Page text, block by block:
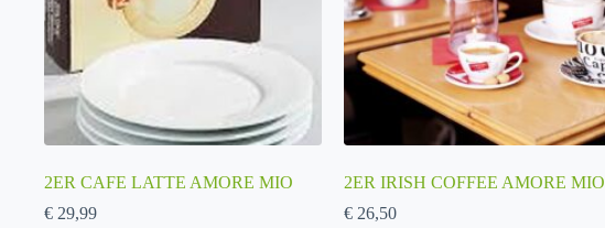
2ER CAFE LATTE AMORE MIO
€ 29,99
2ER IRISH COFFEE AMORE MIO
€26,50